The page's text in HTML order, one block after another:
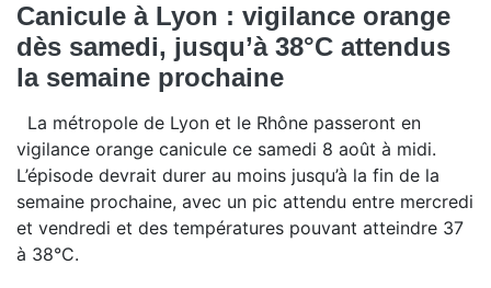
Canicule à Lyon : vigilance orange
dès samedi, jusqu’à 38°C attendus
la semaine prochaine
La métropole de Lyon et le Rhône passeront en
vigilance orange canicule ce samedi 8 août à midi.
L’épisode devrait durer au moins jusqu’à la fin de la
semaine prochaine, avec un pic attendu entre mercredi
et vendredi et des températures pouvant atteindre 37
à 38°C.